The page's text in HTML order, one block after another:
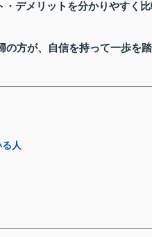
デメリットを分かりやすく
方が、自信を持って一歩を
人